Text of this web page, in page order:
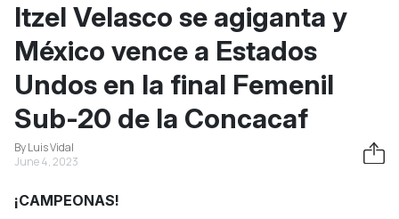
Itzel Velasco se agiganta y
México vence a Estados
Undos en la final Femenil
Sub-20 de la Concacaf
By Luis Vidal
June 4, 2023
¡CAMPEONAS!